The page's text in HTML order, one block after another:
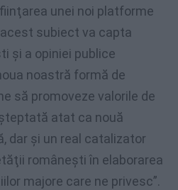
unei noi platforme
subiect va capta
şi a opiniei publice
noastră formă de
să promoveze valorile de
atat ca nouă
dar şi un real catalizator
româneşti în elaborarea
majore care ne privesc”.